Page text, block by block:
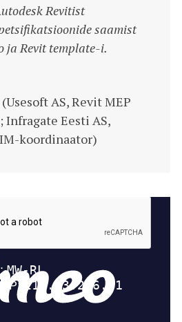
Revitist
saamist
ja Revit template-i.
AS, Revit MEP
Infragate Eesti AS,
koordinaator)